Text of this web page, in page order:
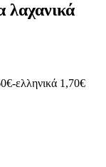
λαχανικά
ελληνικά 1,70€